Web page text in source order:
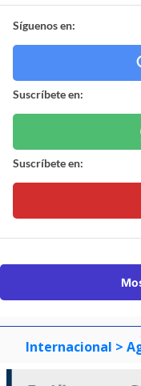
Síguenos en:
Suscríbete en:
Suscríbete en:
Internacional >